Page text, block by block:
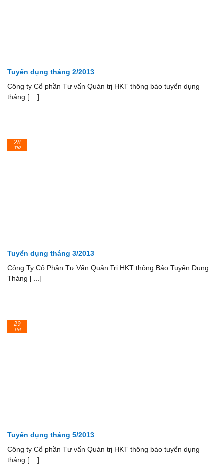
Tuyển dụng tháng 2/2013
Công ty Cổ phần Tư vấn Quản trị HKT thông báo tuyển dụng
tháng [ ...]
Tuyển dụng tháng 3/2013
Công Ty Cổ Phần Tư Vấn Quản Trị HKT thông Báo Tuyển Dụng
Tháng [ ...]
28
Th2
Tuyển dụng tháng 5/2013
Công ty Cổ phần Tư vấn Quản trị HKT thông báo tuyển dụng
tháng [ ...]
29
Th4